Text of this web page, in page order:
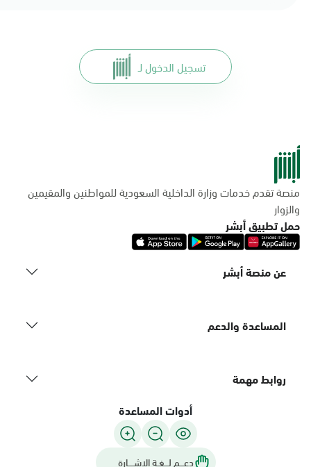
تسجيل الدخول لـ
منصة تقدم خدمات وزارة الداخلية السعودية للمواطنين والمقيمين
والزوار
حمل تطبيق أبشر
عن منصة أبشر
المساعدة والدعم
روابط مهمة
أدوات المساعدة
دعـــم لـــغـة الاشــــارة